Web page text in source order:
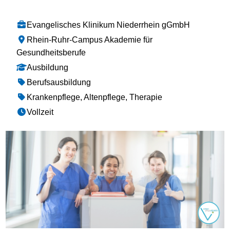
Evangelisches Klinikum Niederrhein gGmbH
Rhein-Ruhr-Campus Akademie für
Gesundheitsberufe
Ausbildung
Berufsausbildung
Krankenpflege, Altenpflege, Therapie
Vollzeit